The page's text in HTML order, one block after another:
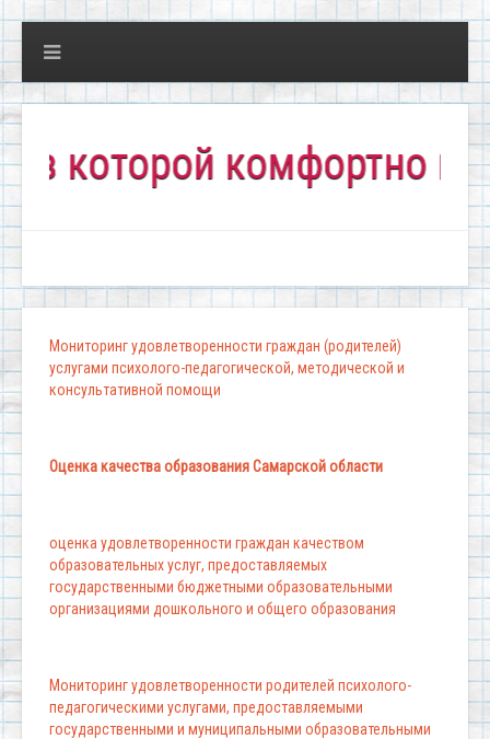
комфортно всем!"
Мониторинг удовлетворенности граждан (родителей)
услугами психолого-педагогической, методической и
консультативной помощи
Оценка качества образования Самарской области
оценка удовлетворенности граждан качеством
образовательных услуг, предоставляемых
государственными бюджетными образовательными
организациями дошкольного и общего образования
Мониторинг удовлетворенности родителей психолого-
педагогическими услугами, предоставляемыми
государственными и муниципальными образовательными